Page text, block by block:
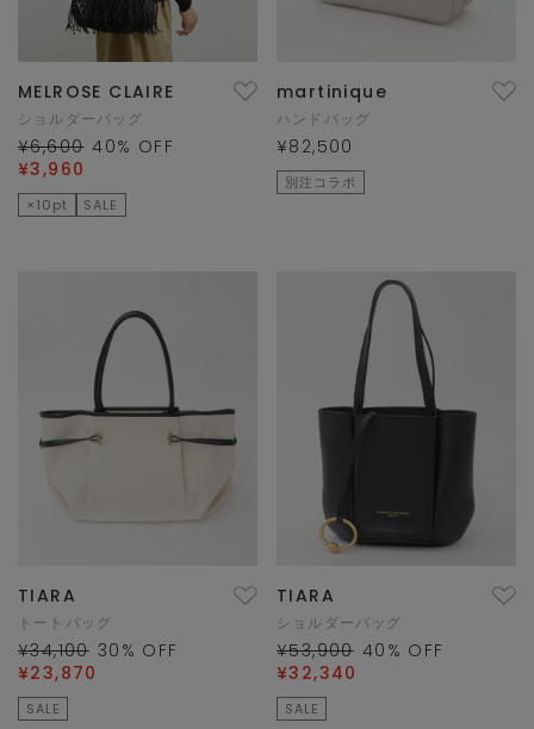
MELROSE CLAIRE
ショルダーバッグ
¥6,600 40% OFF
¥3,960
×10pt SALE
martinique
ハンドバッグ
¥82,500
別注コラボ
TIARA
トートバッグ
¥34,100 30 % OFF
¥23,870
SALE
TIARA
ショルダーバッグ
¥53,900 40 % OFF
¥32,340
SALE